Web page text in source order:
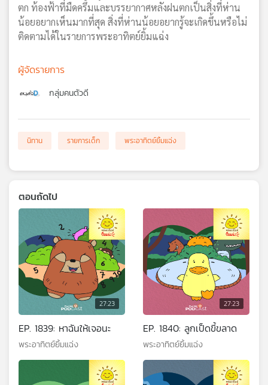
ตก ท้องฟ้าที่มืดครึ้มและบรรยากาศหลังฝนตกเป็นสิ่งที่ห่าน
น้อยอยากเห็นมากที่สุด สิ่งที่ห่านน้อยอยากรู้จะเกิดขึ้นหรือไม่
ติดตามได้ในรายการพระอาทิตย์ยิ้มแฉ่ง
ผู้จัดรายการ
กลุ่มคนตัวดี
นิทาน รายการเด็ก พระอาทิตย์ยิ้มแฉ่ง
ตอนถัดไป
27:23
EP. 1839: หาฉันให้เจอนะ
พระอาทิตย์ยิ้มแฉ่ง
27:23
EP. 1840: ลูกเป็ดขี้ขลาด
พระอาทิตย์ยิ้มแฉ่ง